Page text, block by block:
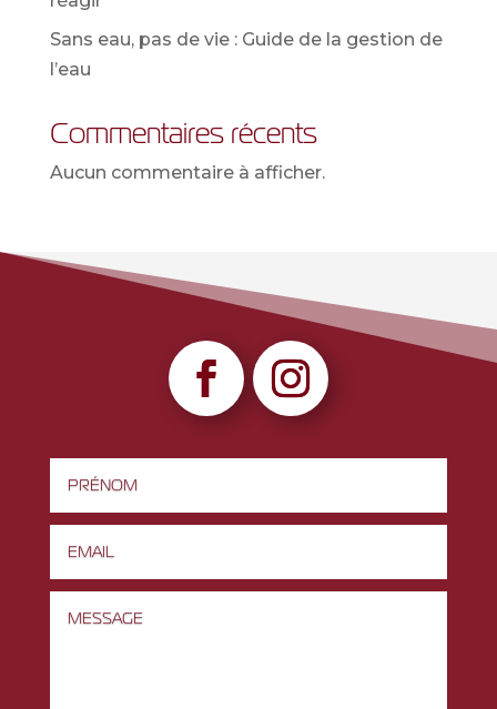
Sans eau, pas de vie : Guide de la gestion de
l’eau
Commentaires récents
Aucun commentaire à afficher.